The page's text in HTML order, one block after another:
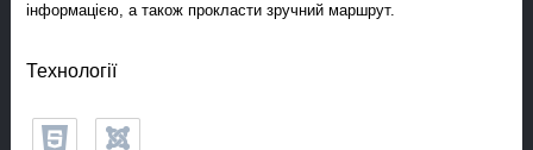
інформацією, а також прокласти зручний маршрут.
Технології